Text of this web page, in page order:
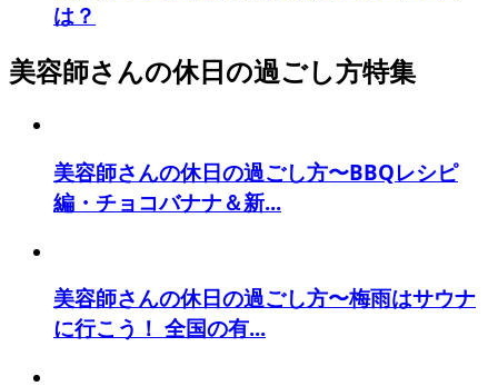
は？
美容師さんの休日の過ごし方特集
美容師さんの休日の過ごし方〜BBQレシピ
編・チョコバナナ＆新...
美容師さんの休日の過ごし方〜梅雨はサウナ
に行こう！ 全国の有...